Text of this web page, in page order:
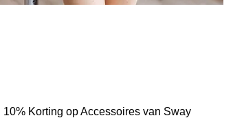
10% Korting op Accessoires van Sway